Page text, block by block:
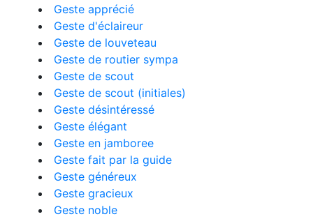
Geste apprécié
Geste d'éclaireur
Geste de louveteau
Geste de routier sympa
Geste de scout
Geste de scout (initiales)
Geste désintéressé
Geste élégant
Geste en jamboree
Geste fait par la guide
Geste généreux
Geste gracieux
Geste noble